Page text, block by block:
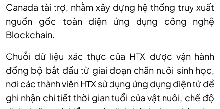
Canada tài trợ, nhằm xây dựng hệ thống truy xuất
nguồn gốc toàn diện ứng dụng công nghệ
Blockchain.
Chuỗi dữ liệu xác thực của HTX được vận hành
đồng bộ bắt đầu từ giai đoạn chăn nuôi sinh học,
nơi các thành viên HTX sử dụng ứng dụng điện tử để
ghi nhận chi tiết thời gian tuổi của vật nuôi, chế độ